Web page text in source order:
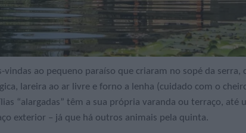
vindas ao pequeno paraíso que criaram no sopé da serra,
lareira ao ar livre e forno a lenha (cuidado com o
“alargadas” têm a sua própria varanda ou terraço, até
exterior – já que há outros animais pela quinta.